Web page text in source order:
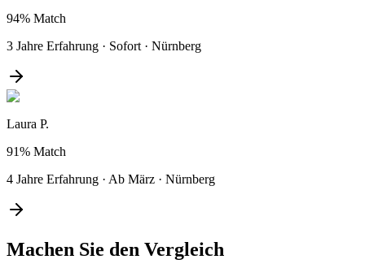
94% Match
3 Jahre Erfahrung · Sofort · Nürnberg
Laura P.
91% Match
4 Jahre Erfahrung · Ab März · Nürnberg
Machen Sie den Vergleich